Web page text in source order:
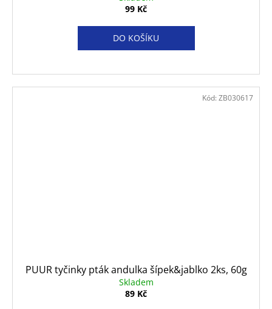
99 Kč
DO KOŠÍKU
PUUR tyčinky pták andulka šípek&jablko 2ks, 60g
Skladem
89 Kč
Kód: ZB030617